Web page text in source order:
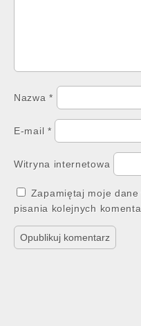
Nazwa*
E-mail *
Witryna internetowa
Zapamiętaj moje
pisania kolejnych